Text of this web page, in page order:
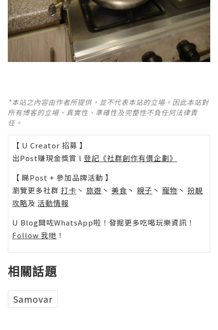
*本站之內容由作者所提供，並不代表本站的立場。因此本站對
所有博客的立場、真實性、準確性及完整性不負任何法律責
任。
【 U Creator 招募 】
出Post賺現金獎賞 l 登記《社群創作有價企劃》
【 睇Post + 參加品牌活動 】
瀏覽更多社群 打卡 丶 旅遊 丶 美食 丶 親子 丶 寵物 丶 扮靚
攻略及 活動情報
U Blog開咗WhatsApp啦！發掘更多吃喝玩樂資訊！
Follow 我哋 ！
相關話題
Samovar